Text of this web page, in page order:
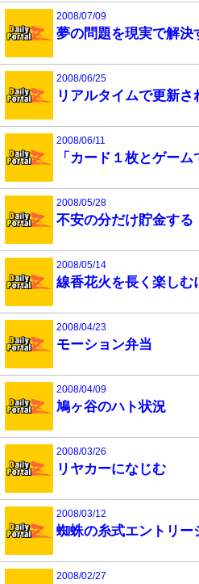
2008/07/09
夢の問題を現実で解決
2008/06/25
リアルタイムで更新さ
2008/06/11
「カード１枚とゲー
2008/05/28
不安の分だけ貯金する
2008/05/14
線香花火を長く楽しむ
2008/04/23
モーション弁当
2008/04/09
鳩ヶ谷のハト状況
2008/03/26
リヤカーになじむ
2008/03/12
蜘蛛の糸式エントリー
2008/02/27